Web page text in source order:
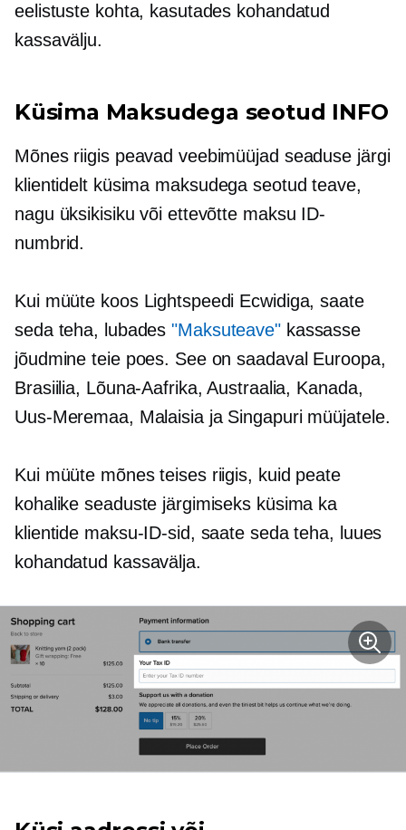
eelistuste kohta, kasutades kohandatud
kassavälju.
Küsima Maksudega seotud INFO
Mõnes riigis peavad veebimüüjad seaduse järgi
klientidelt küsima maksudega seotud teave,
nagu üksikisiku või ettevõtte maksu ID-
numbrid.
Kui müüte koos Lightspeedi Ecwidiga, saate
seda teha, lubades"Maksuteave"kassasse
jõudmine teie poes. See on saadaval Euroopa,
Brasiilia, Lõuna-Aafrika, Austraalia, Kanada,
Uus-Meremaa, Malaisia ​​ja Singapuri müüjatele.
Kui müüte mõnes teises riigis, kuid peate
kohalike seaduste järgimiseks küsima ka
klientide maksu-ID-sid, saate seda teha, luues
kohandatud kassavälja.